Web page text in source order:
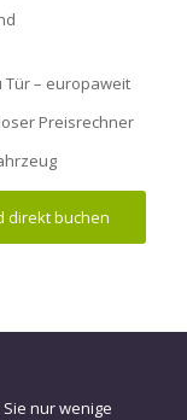
– europaweit
Preisrechner
direkt buchen
nur wenige